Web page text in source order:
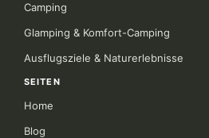
Camping
Glamping & Komfort-Camping
Ausflugsziele & Naturerlebnisse
SEITEN
Home
Blog